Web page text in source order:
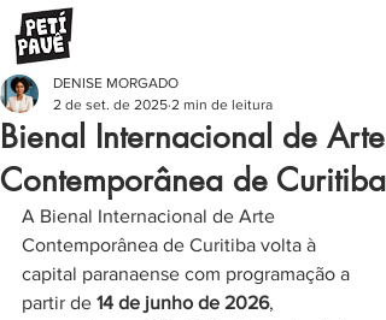
Bienal Internacional de Arte
Contemporânea de Curitiba
DENISE MORGADO
2 de set. de 2025 2 min de leitura
A Bienal Internacional de Arte
Contemporânea de Curitiba volta à
capital paranaense com programação a
partir de 14 de junho de 2026,